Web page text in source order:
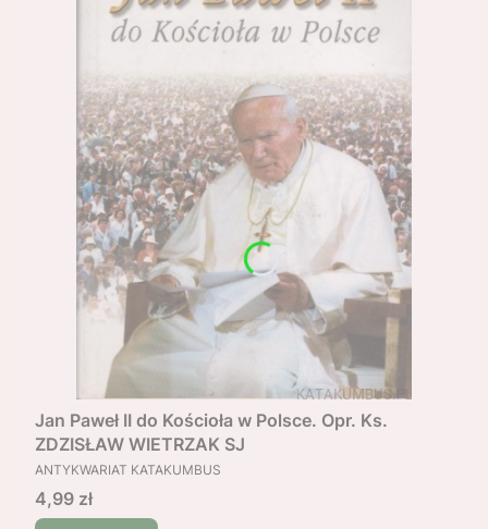
Jan Paweł II do Kościoła w Polsce. Opr. Ks.
ZDZISŁAW WIETRZAK SJ
PRODUCENT
ANTYKWARIAT KATAKUMBUS
Cena
4,99 zł